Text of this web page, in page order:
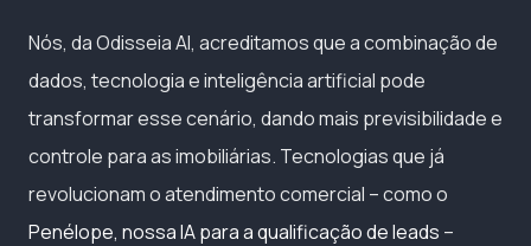
Nós, da Odisseia AI, acreditamos que a combinação de
dados, tecnologia e inteligência artificial pode
transformar esse cenário, dando mais previsibilidade e
controle para as imobiliárias. Tecnologias que já
revolucionam o atendimento comercial – como o
Penélope, nossa IA para a qualificação de leads –